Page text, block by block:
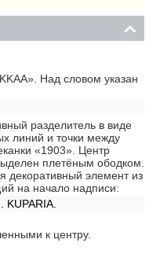
Над словом указан
разделитель в виде
линий и точки между
«1903». Центр
плетёным ободком.
декоративный элемент из
на начало надписи:
к центру.